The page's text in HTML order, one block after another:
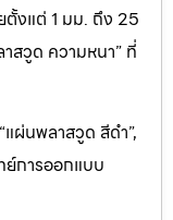
งแต่ 1 มม. ถึง 25
สวูด ความหนา” ที่
แผ่นพลาสวูด สีดำ”,
ย์การออกแบบ